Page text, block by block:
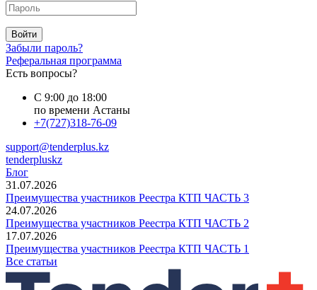
Войти
Забыли пароль?
Реферальная программа
Есть вопросы?
С 9:00 до 18:00
по времени Астаны
+7(727)318-76-09
support@tenderplus.kz
tenderpluskz
Блог
31.07.2026
Преимущества участников Реестра КТП ЧАСТЬ 3
24.07.2026
Преимущества участников Реестра КТП ЧАСТЬ 2
17.07.2026
Преимущества участников Реестра КТП ЧАСТЬ 1
Все статьи